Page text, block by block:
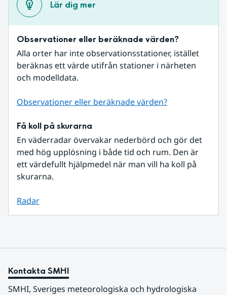
Lär dig mer
Observationer eller beräknade värden?
Alla orter har inte observationsstationer, istället
beräknas ett värde utifrån stationer i närheten
och modelldata.
Observationer eller beräknade värden?
Få koll på skurarna
En väderradar övervakar nederbörd och gör det
med hög upplösning i både tid och rum. Den är
ett värdefullt hjälpmedel när man vill ha koll på
skurarna.
Radar
Kontakta SMHI
SMHI, Sveriges meteorologiska och hydrologiska